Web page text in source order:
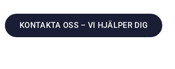
KONTAKTA OSS – VI HJÄLPER DIG